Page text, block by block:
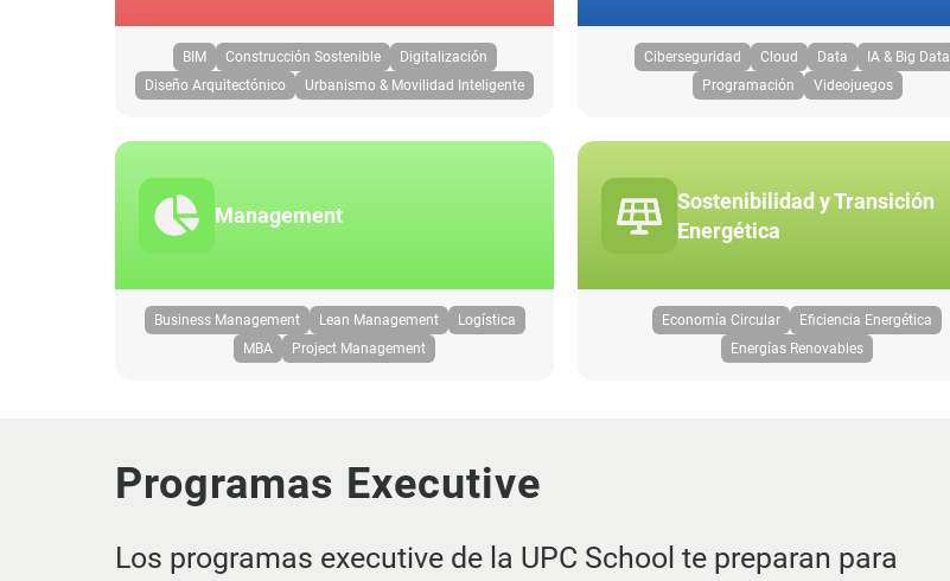
BIM Construcción Sostenible
Digitalización
Diseño Arquitectónico
Urbanismo & Movilidad Inteligente
Ciberseguridad Cloud Data
IA & Big Data
Programación
Videojuegos
Management
Business Management Lean Management
Logística
MBA
Project Management
Sostenibilidad y Transición
Energética
Economía Circular
Eficiencia Energética
Energías Renovables
Programas Executive
Los programas executive de la UPC School te preparan para